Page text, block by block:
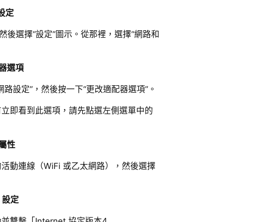
定
後選擇“設定”圖示。從那裡，選擇“網路和
選項
路設定”，然後按一下“更改適配器選項”。
即看到此選項，請先點選左側選單中的
性
動連線（WiFi 或乙太網路），然後選擇
定